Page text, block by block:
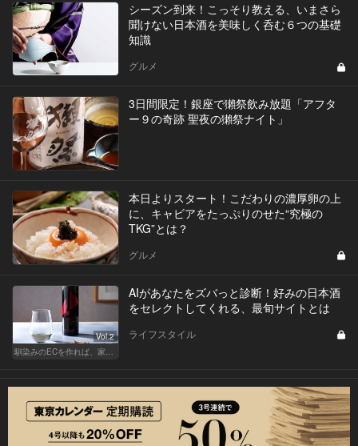
シーズン到来！こっそり教える、いまさら
聞けない日本酒を美味しく呑む６つの基礎
知識
グルメ
3日間限定！銀座で獺祭飲み放題「アフタ
ー９の奇跡 聖夜の獺祭ナイト」
本日よりスタート！こだわりの濃厚卵の上
に、キャビアをたっぷりのせた“究極の
TKG”とは？
グルメ
Vol.2
馴染みのECを作れば、家飲みが変わる！
AIがあなたをズバっと診断！好みの日本酒
をセレクトしてくれる、最旬サイトとは
ライフスタイル